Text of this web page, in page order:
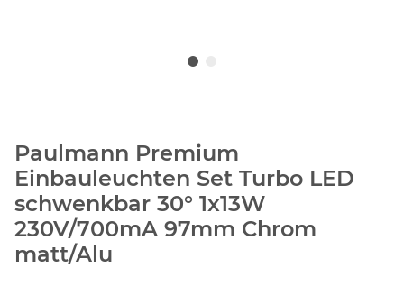
Paulmann Premium
Einbauleuchten Set Turbo LED
schwenkbar 30° 1x13W
230V/700mA 97mm Chrom
matt/Alu